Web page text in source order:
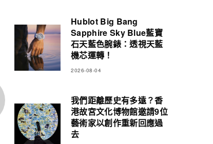
Hublot Big Bang
Sapphire Sky Blue藍寶
石天藍色腕錶：透視天藍
機芯運轉！
2026-08-04
我們距離歷史有多遠？香
港故宮文化博物館邀請9位
藝術家以創作重新回應過
去